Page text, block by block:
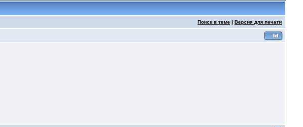
Поиск в теме | Версия для печати